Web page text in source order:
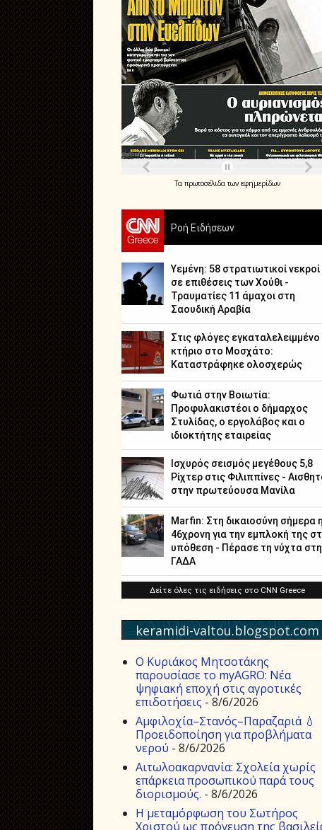
Τα πρωτοσέλιδατων εφημερίδων
keramidi-valtou.blogspot.com
Ο Κυριάκος Μητσοτάκης
παρουσίασε το myAGRO: Νέα
ψηφιακή εποχή στις αγροτικές
επιδοτήσεις - 8/6/2026
Αμφιλοχία–Στανός–Παραζαριά 💧
Προειδοποίηση για προβλήματα
νερού - 8/6/2026
Αιτωλοακαρνανία: Σχολεία χωρίς
επάρκεια προσωπικού παρά τους
διορισμούς. - 8/6/2026
Η μεταμόρφωση του Σωτήρος
Χριστού ως πρόγευση της